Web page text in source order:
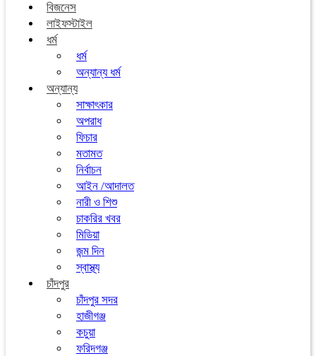
বিজনেস
লাইফস্টাইল
ধর্ম
ধর্ম
অন্যান্য ধর্ম
অন্যান্য
সাক্ষাৎকার
অপরাধ
ফিচার
মতামত
নির্বাচন
আইন /আদালত
নারী ও শিশু
চাকরির খবর
মিডিয়া
জন্ম দিন
স্বাস্থ্য
চাঁদপুর
চাঁদপুর সদর
হাজীগঞ্জ
কচুয়া
ফরিদগঞ্জ